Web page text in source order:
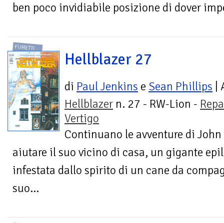
ben poco invidiabile posizione di dover
FUMETTI
Hellblazer 27
di Paul Jenkins e Sean Phillips |
Hellblazer n. 27 - RW-Lion -
Vertigo
Continuano le avventure di
aiutare il suo vicino di casa, un gigante
infestata dallo spirito di un cane da
suo...